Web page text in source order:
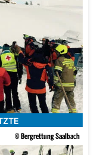
© Bergrettung Saalbach